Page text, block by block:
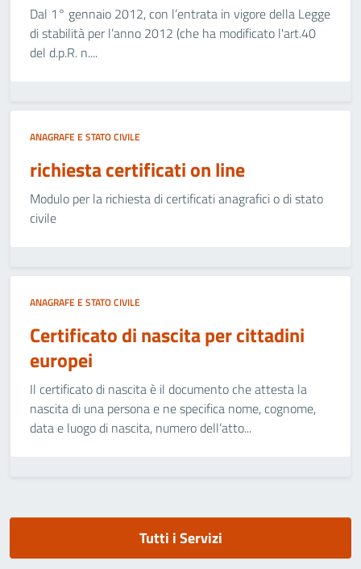
Dal 1° gennaio 2012, con l’entrata in vigore della Legge
di stabilità per l’anno 2012 (che ha modificato l'art.40
del d.p.R. n....
ANAGRAFE E STATO CIVILE
richiesta certificati on line
Modulo per la richiesta di certificati anagrafici o di stato
civile
ANAGRAFE E STATO CIVILE
Certificato di nascita per cittadini
europei
Il certificato di nascita è il documento che attesta la
nascita di una persona e ne specifica nome, cognome,
data e luogo di nascita, numero dell’atto...
Tutti i Servizi